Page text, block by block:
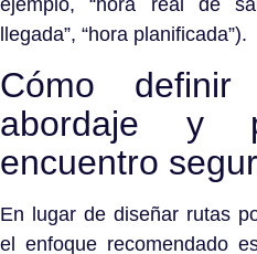
ejemplo, “hora real de
llegada”, “hora planificada”).
Cómo
abordaje y
encuentro
En lugar de diseñar rutas
el enfoque recomendado